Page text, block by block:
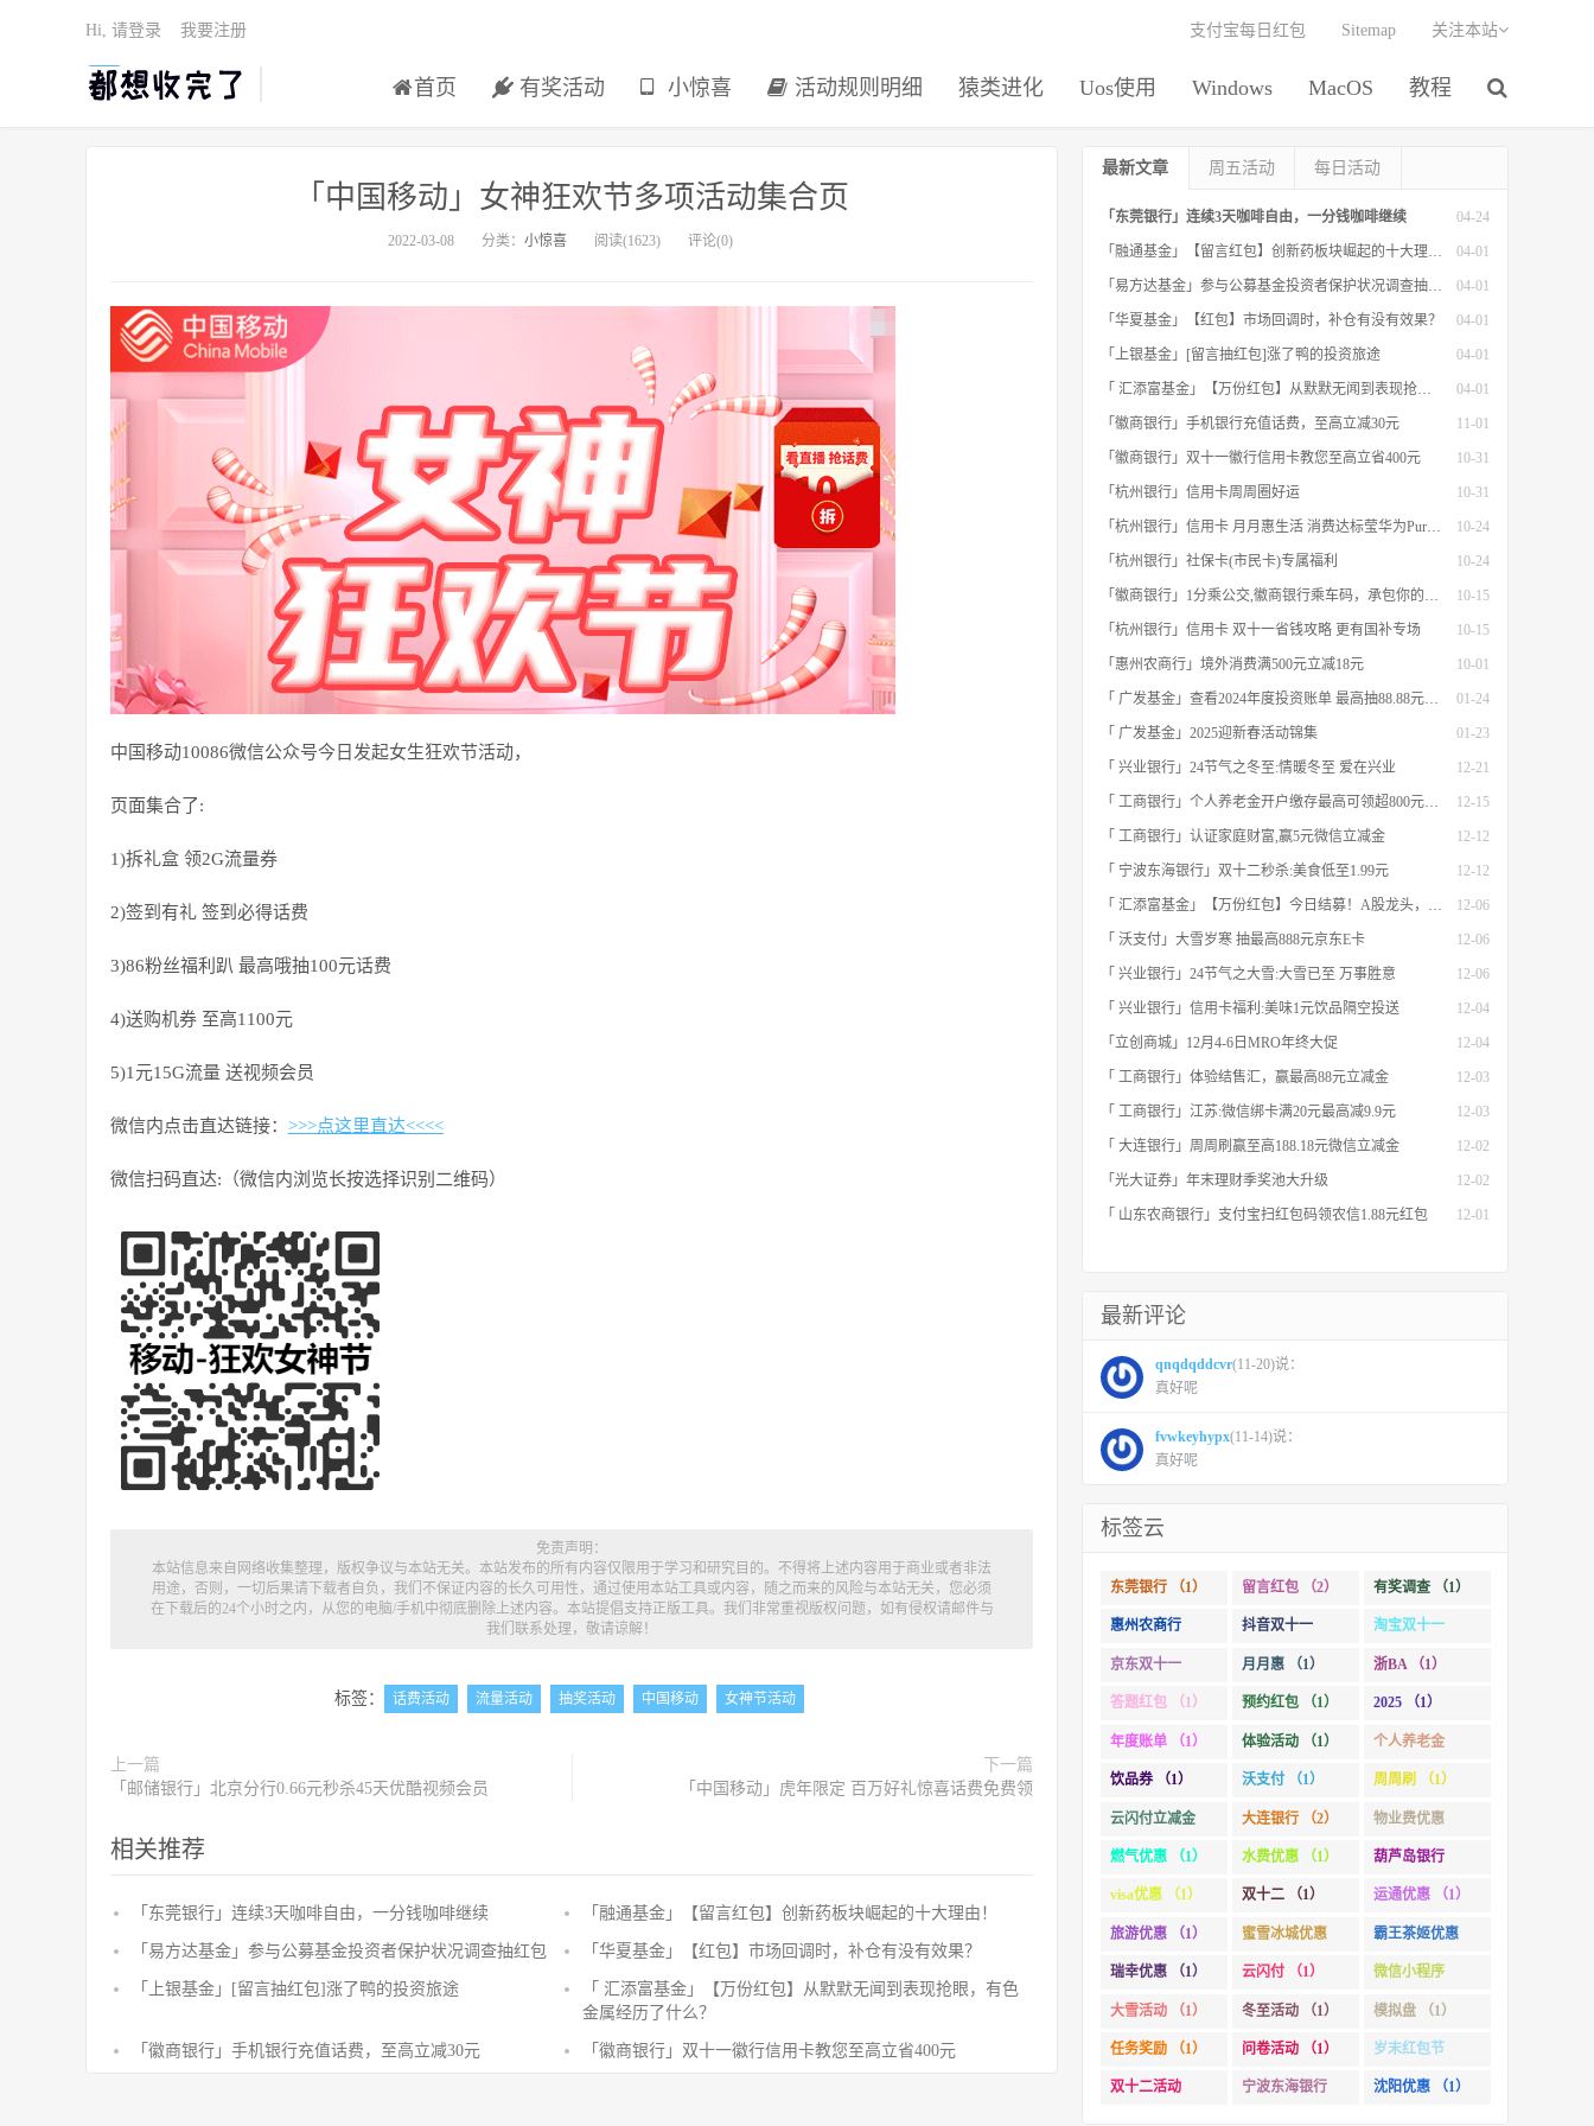
首页 有奖活动 小惊喜 活动规则明细 猿类进化 Uos使用 Windows MacOS 教程
支付宝每日红包 Sitemap 关注本站
Hi, 请登录 我要注册
「中国移动」女神狂欢节多项活动集合页
2022-03-08 分类： 小惊喜 阅读(1623) 评论(0)
中国移动10086微信公众号今日发起女生狂欢节活动，
页面集合了:
1)拆礼盒 领2G流量券
2)签到有礼 签到必得话费
3)86粉丝福利趴 最高哦抽100元话费
4)送购机券 至高1100元
5)1元15G流量 送视频会员
微信内点击直达链接： >>>点这里直达<<<<
微信扫码直达:（微信内浏览长按选择识别二维码）
免责声明：
本站信息来自网络收集整理，版权争议与本站无关。本站发布的所有内容仅限用于学习和研究目的。不得将上述内容用于商业或者非法
用途，否则，一切后果请下载者自负，我们不保证内容的长久可用性，通过使用本站工具或内容，随之而来的风险与本站无关，您必须
在下载后的24个小时之内，从您的电脑/手机中彻底删除上述内容。本站提倡支持正版工具。我们非常重视版权问题，如有侵权请邮件与
我们联系处理，敬请谅解！
标签： 话费活动 流量活动 抽奖活动 中国移动 女神节活动
上一篇
「邮储银行」北京分行0.66元秒杀45天优酷视频会员
下一篇
「中国移动」虎年限定 百万好礼惊喜话费免费领
相关推荐
「东莞银行」连续3天咖啡自由，一分钱咖啡继续 「融通基金」【留言红包】创新药板块崛起的十大理由！
「易方达基金」参与公募基金投资者保护状况调查抽红包 「华夏基金」【红包】市场回调时，补仓有没有效果？
「上银基金」[留言抽红包]​涨了鸭的投资旅途
「 汇添富基金」【万份红包】从默默无闻到表现抢眼，有色
金属经历了什么？
「徽商银行」手机银行充值话费，至高立减30元 「徽商银行」双十一徽行信用卡教您至高立省400元
最新文章 周五活动 每日活动
04-24
「东莞银行」连续3天咖啡自由，一分钱咖啡继续
04-01
「融通基金」【留言红包】创新药板块崛起的十大理由！
04-01
「易方达基金」参与公募基金投资者保护状况调查抽红包
04-01
「华夏基金」【红包】市场回调时，补仓有没有效果？
04-01
「上银基金」[留言抽红包]​涨了鸭的投资旅途
04-01
「 汇添富基金」【万份红包】从默默无闻到表现抢眼，有色金属经历了什么？
11-01
「徽商银行」手机银行充值话费，至高立减30元
10-31
「徽商银行」双十一徽行信用卡教您至高立省400元
10-31
「杭州银行」信用卡周周圈好运
10-24
「杭州银行」信用卡 月月惠生活 消费达标莹华为PuraX MateBook14等好礼
10-24
「杭州银行」社保卡(市民卡)专属福利
10-15
「徽商银行」1分乘公交,徽商银行乘车码，承包你的秋日趣味出行[限合肥]
10-15
「杭州银行」信用卡 双十一省钱攻略 更有国补专场
10-01
「惠州农商行」境外消费满500元立减18元
01-24
「 广发基金」查看2024年度投资账单 最高抽88.88元红包
01-23
「 广发基金」2025迎新春活动锦集
12-21
「 兴业银行」24节气之冬至:情暖冬至 爱在兴业
12-15
「 工商银行」个人养老金开户缴存最高可领超800元立减金
12-12
「 工商银行」认证家庭财富,赢5元微信立减金
12-12
「 宁波东海银行」双十二秒杀:美食低至1.99元
12-06
「 汇添富基金」【万份红包】今日结募！A股龙头，尽入此基矣
12-06
「 沃支付」大雪岁寒 抽最高888元京东E卡
12-06
「 兴业银行」24节气之大雪:大雪已至 万事胜意
12-04
「 兴业银行」信用卡福利:美味1元饮品隔空投送
12-04
「立创商城」12月4-6日MRO年终大促
12-03
「 工商银行」体验结售汇，赢最高88元立减金
12-03
「 工商银行」江苏:微信绑卡满20元最高减9.9元
12-02
「 大连银行」周周刷赢至高188.18元微信立减金
12-02
「光大证券」年末理财季奖池大升级
12-01
「 山东农商银行」支付宝扫红包码领农信1.88元红包
最新评论
qnqdqddcvr(11-20)说：
真好呢
fvwkeyhypx(11-14)说：
真好呢
标签云
东莞银行 （1） 留言红包 （2） 有奖调查 （1）
惠州农商行
（1）
抖音双十一
（1）
淘宝双十一
（2）
京东双十一
（1）
月月惠 （1） 浙BA （1）
答题红包 （1） 预约红包 （1） 2025 （1）
年度账单 （1） 体验活动 （1） 个人养老金
（1）
饮品券 （1） 沃支付 （1） 周周刷 （1）
云闪付立减金
（1）
大连银行 （2） 物业费优惠
（1）
燃气优惠 （1） 水费优惠 （1） 葫芦岛银行
（1）
visa优惠 （1） 双十二 （1） 运通优惠 （1）
旅游优惠 （1） 蜜雪冰城优惠
（1）
霸王茶姬优惠
（1）
瑞幸优惠 （1） 云闪付 （1） 微信小程序
（1）
大雪活动 （1） 冬至活动 （1） 模拟盘 （1）
任务奖励 （1） 问卷活动 （1） 岁末红包节
（1）
双十二活动 宁波东海银行 沈阳优惠 （1）